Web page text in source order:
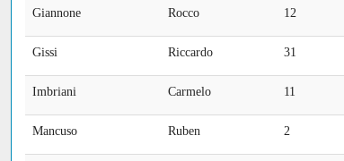
Giannone Rocco 12
Gissi Riccardo 31
Imbriani Carmelo 11
Mancuso Ruben 2